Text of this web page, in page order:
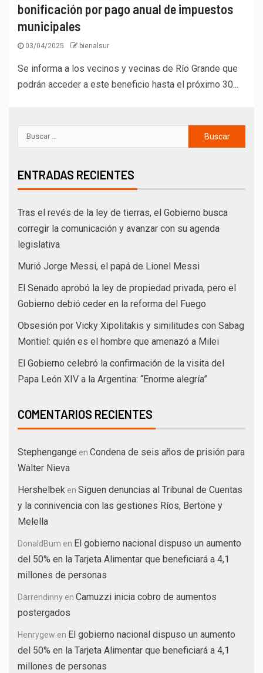
bonificación por pago anual de impuestos
municipales
03/04/2025 bienalsur
Se informa a los vecinos y vecinas de Río Grande que
podrán acceder a este beneficio hasta el próximo 30...
ENTRADAS RECIENTES
Tras el revés de la ley de tierras, el Gobierno busca
corregir la comunicación y avanzar con su agenda
legislativa
Murió Jorge Messi, el papá de Lionel Messi
El Senado aprobó la ley de propiedad privada, pero el
Gobierno debió ceder en la reforma del Fuego
Obsesión por Vicky Xipolitakis y similitudes con Sabag
Montiel: quién es el hombre que amenazó a Milei
El Gobierno celebró la confirmación de la visita del
Papa León XIV a la Argentina: “Enorme alegría”
COMENTARIOS RECIENTES
Stephengange en Condena de seis años de prisión para
Walter Nieva
Hershelbek en Siguen denuncias al Tribunal de Cuentas
y la connivencia con las gestiones Ríos, Bertone y
Melella
DonaldBum en El gobierno nacional dispuso un aumento
del 50% en la Tarjeta Alimentar que beneficiará a 4,1
millones de personas
Darrendinny en Camuzzi inicia cobro de aumentos
postergados
Henrygew en El gobierno nacional dispuso un aumento
del 50% en la Tarjeta Alimentar que beneficiará a 4,1
millones de personas